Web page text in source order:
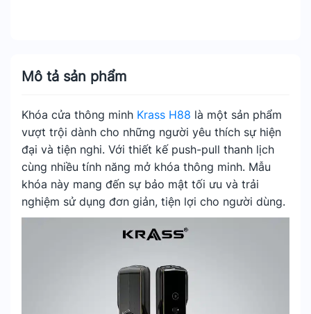
Mô tả sản phẩm
Khóa cửa thông minh Krass H88 là một sản phẩm
vượt trội dành cho những người yêu thích sự hiện
đại và tiện nghi. Với thiết kế push-pull thanh lịch
cùng nhiều tính năng mở khóa thông minh. Mẫu
khóa này mang đến sự bảo mật tối ưu và trải
nghiệm sử dụng đơn giản, tiện lợi cho người dùng.